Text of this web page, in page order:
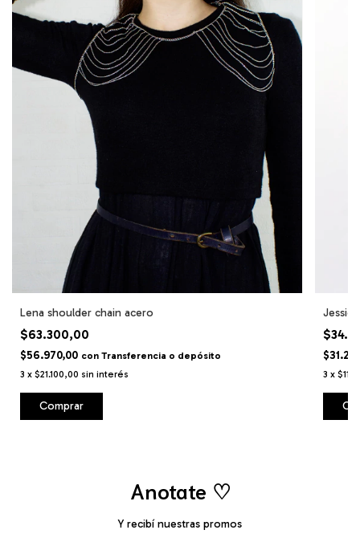
Lena shoulder chain acero
$63.300,00
$56.970,00 con Transferencia o depósito
3 x $21.100,00 sin interés
Comprar
3 x
Anotate ♡
Y recibí nuestras promos